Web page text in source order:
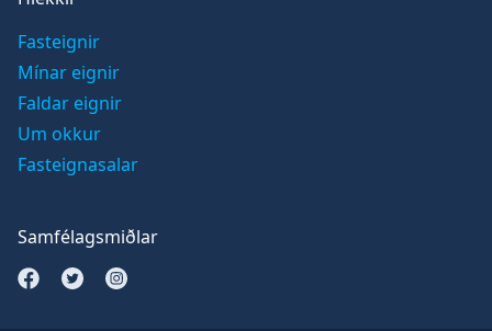
Fasteignir
Mínar eignir
Faldar eignir
Um okkur
Fasteignasalar
Samfélagsmiðlar
Opna Facebook síðu
Opna Twitter síðu
Opna Instagram síðu